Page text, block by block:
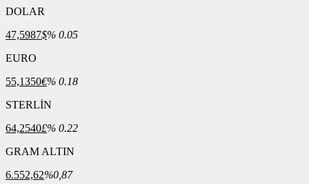
DOLAR
47,5987$% 0.05
EURO
55,1350€% 0.18
STERLİN
64,2540£% 0.22
GRAM ALTIN
6.552,62%0,87